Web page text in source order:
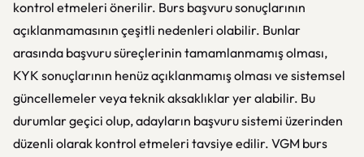
kontrol etmeleri önerilir. Burs başvuru sonuçlarının
açıklanmamasının çeşitli nedenleri olabilir. Bunlar
arasında başvuru süreçlerinin tamamlanmamış olması,
KYK sonuçlarının henüz açıklanmamış olması ve sistemsel
güncellemeler veya teknik aksaklıklar yer alabilir. Bu
durumlar geçici olup, adayların başvuru sistemi üzerinden
düzenli olarak kontrol etmeleri tavsiye edilir. VGM burs